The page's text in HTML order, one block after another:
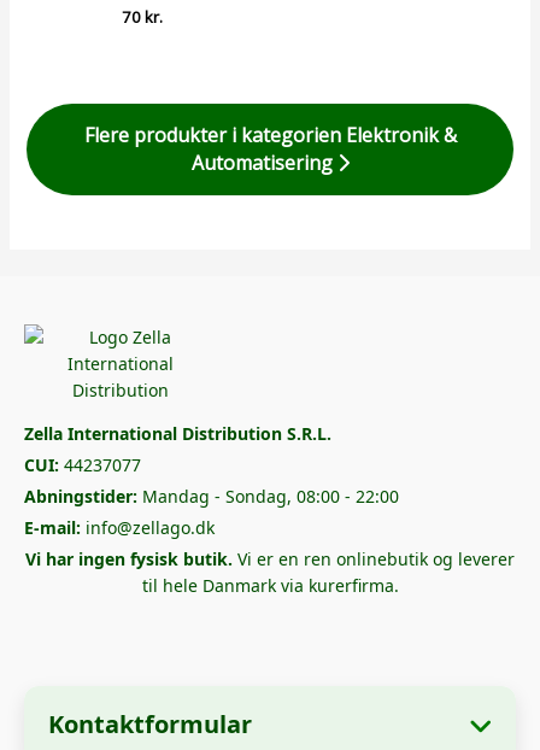
70kr.
Flere produkter i kategorien Elektronik &
Automatisering
Zella International Distribution S.R.L.
CUI: 44237077
Abningstider: Mandag - Sondag, 08:00 - 22:00
E-mail: info@zellago.dk
Vi har ingen fysisk butik. Vi er en ren onlinebutik og leverer
til hele Danmark via kurerfirma.
Kontaktformular